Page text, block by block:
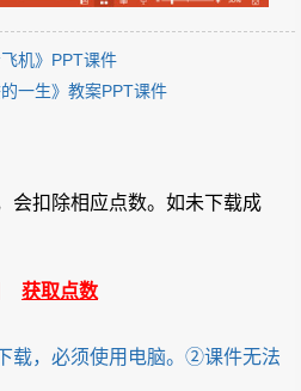
机》PPT课件
一生》教案PPT课件
会扣除相应点数。如未下载成
获取点数
载，必须使用电脑。②课件无法